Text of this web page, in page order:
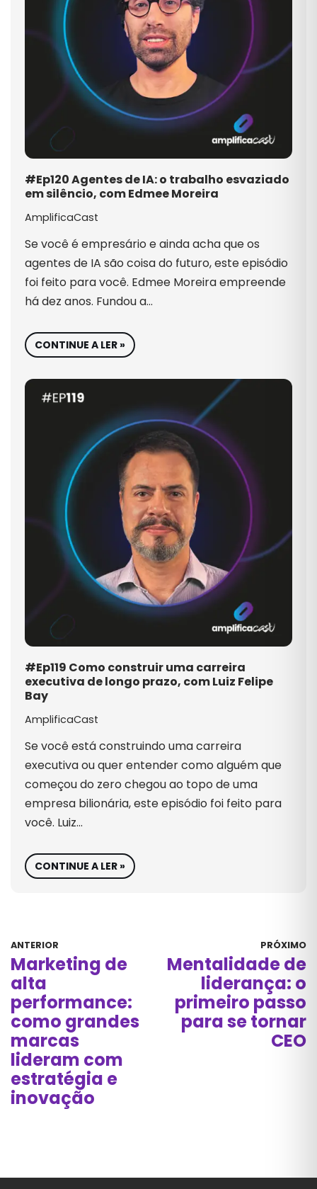
#Ep120 Agentes de IA: o trabalho esvaziado
em silêncio, com Edmee Moreira
AmplificaCast
Se você é empresário e ainda acha que os
agentes de IA são coisa do futuro, este episódio
foi feito para você. Edmee Moreira empreende
há dez anos. Fundou a…
CONTINUE A LER »
#Ep119 Como construir uma carreira
executiva de longo prazo, com Luiz Felipe
Bay
AmplificaCast
Se você está construindo uma carreira
executiva ou quer entender como alguém que
começou do zero chegou ao topo de uma
empresa bilionária, este episódio foi feito para
você. Luiz…
CONTINUE A LER »
ANTERIOR
Marketing de
alta
performance:
como grandes
marcas
lideram com
estratégia e
inovação
PRÓXIMO
Mentalidade de
liderança: o
primeiro passo
para se tornar
CEO